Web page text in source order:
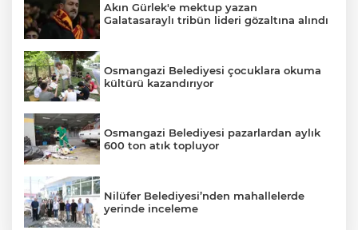
Akın Gürlek'e mektup yazan
Galatasaraylı tribün lideri gözaltına alındı
Osmangazi Belediyesi çocuklara okuma
kültürü kazandırıyor
Osmangazi Belediyesi pazarlardan aylık
600 ton atık topluyor
Nilüfer Belediyesi’nden mahallelerde
yerinde inceleme